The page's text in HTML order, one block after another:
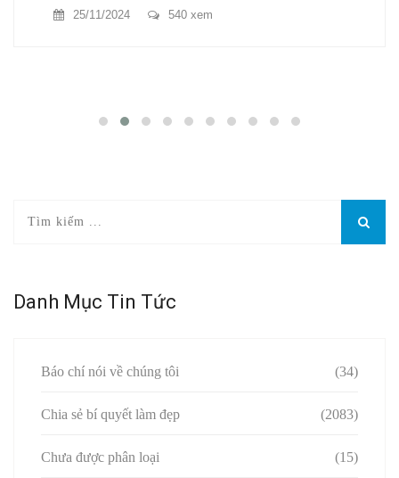
25/11/2024
540 xem
Danh Mục Tin Tức
Báo chí nói về chúng tôi (34)
Chia sẻ bí quyết làm đẹp (2083)
Chưa được phân loại (15)